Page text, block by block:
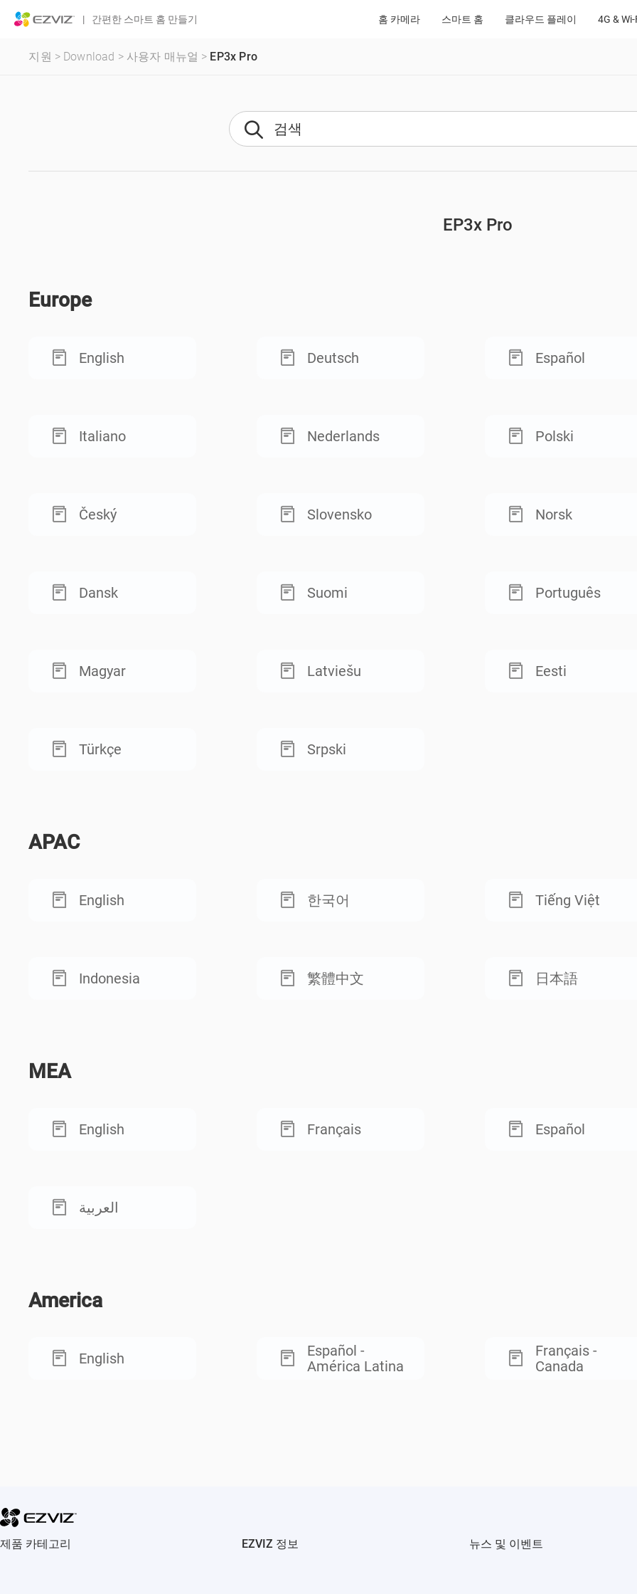
| 간편한 스마트 홈 만들기 홈 카메라 스마트 홈 클라우드 플레이 4G &
지원 > Download > 사용자 매뉴얼 > EP3x Pro
EP3x Pro
Europe
English Deutsch Español
Italiano Nederlands Polski
Český Slovensko Norsk
Dansk Suomi Português
Magyar Latviešu Eesti
Türkçe Srpski
APAC
English 한국어 Tiếng Việt
Indonesia 繁體中文 日本語
MEA
English Français Español
العربية
America
English
Español -
América Latina
Français -
Canada
제품 카테고리 EZVIZ 정보 뉴스 및 이벤트